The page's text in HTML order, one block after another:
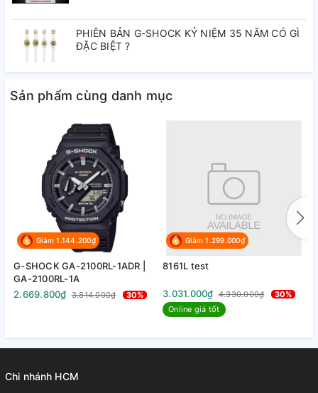
CHỨC NĂNG: Giờ, phút, giây,
MÀU MẶT:
MẶT KÍNH:
PHIÊN BẢN G-SHOCK KỶ NIỆM 35 NĂM CÓ GÌ
ĐẶC BIỆT ?
Sản phẩm cùng danh mục
Giảm 1.144.200₫
G-SHOCK GA-2100RL-1ADR |
GA-2100RL-1A
2.669.800₫ 3.814.000₫ 30%
Giảm 1.299.000₫
8161L test
3.031.000₫ 4.330.000₫
30%
Online giá tốt
Chi nhánh HCM